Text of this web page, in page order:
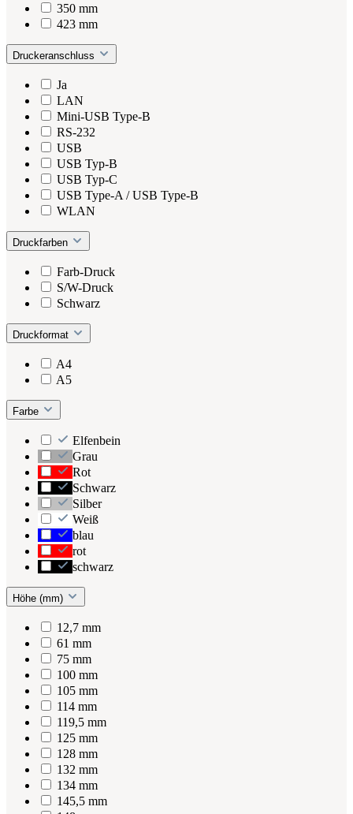
350 mm
423 mm
Druckeranschluss
Ja
LAN
Mini-USB Type-B
RS-232
USB
USB Typ-B
USB Typ-C
USB Type-A / USB Type-B
WLAN
Druckfarben
Farb-Druck
S/W-Druck
Schwarz
Druckformat
A4
A5
Farbe
Elfenbein
Grau
Rot
Schwarz
Silber
Weiß
blau
rot
schwarz
Höhe (mm)
12,7 mm
61 mm
75 mm
100 mm
105 mm
114 mm
119,5 mm
125 mm
128 mm
132 mm
134 mm
145,5 mm